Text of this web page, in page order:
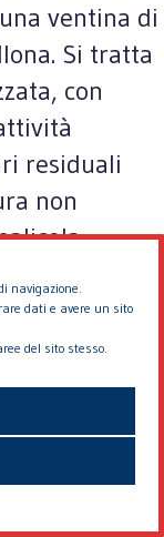
navigazione.
dati e avere un sito
del sito stesso.
ventina di
Si tratta
con
residuali
non
733 ettari e
che si
dell’area) è
con